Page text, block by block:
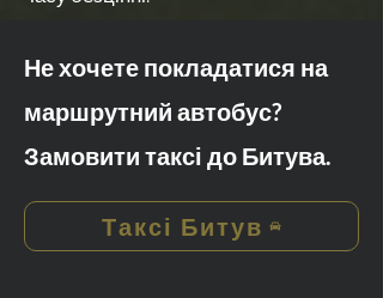
Не хочете покладатися на
маршрутний автобус?
Замовити таксі до Битува.
Таксі Битув